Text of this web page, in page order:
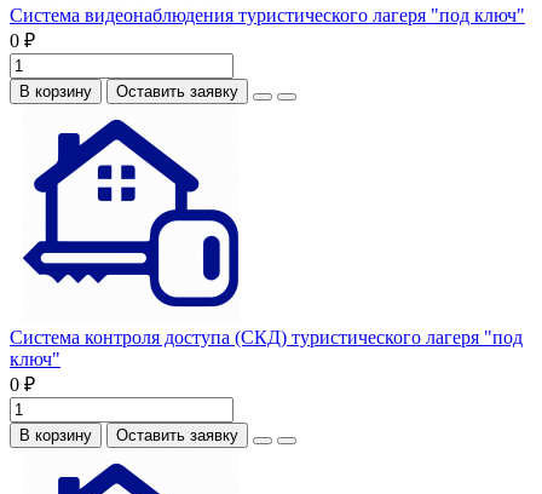
Система видеонаблюдения туристического лагеря "под ключ"
0 ₽
В корзину Оставить заявку
Система контроля доступа (СКД) туристического лагеря "под
ключ"
0 ₽
В корзину Оставить заявку